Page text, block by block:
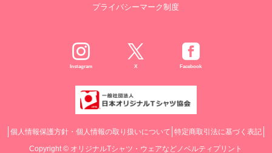
プライバシーマーク制度
Instagram X Facebook
個人情報保護方針・個人情報の取り扱いについて 特定商取引法に基づく表記
Copyright © オリジナルTシャツ・ウェアなどノベルティプリント